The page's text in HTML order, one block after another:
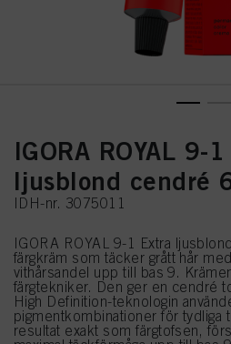
IGORA ROYAL 9-
ljusblond cendré
IDH-nr. 3075011
IGORA ROYAL 9-1 Extra
färgkräm som täcker grått hår
vithårsandel upp till bas 9.
färgtekniker. Den ger en cendré
High Definition-teknologin
pigmentkombinationer för tydliga
resultat exakt som färgtofsen,